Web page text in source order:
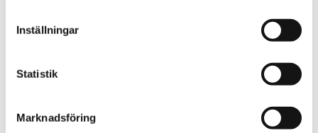
Inställningar
Statistik
Marknadsföring
Läs mer
cosentino.com/sv-se/sensa/